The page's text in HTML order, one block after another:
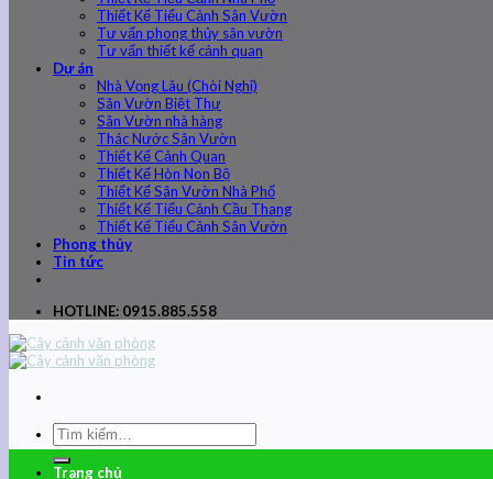
Thiết Kế Tiểu Cảnh Sân Vườn
Tư vấn phong thủy sân vườn
Tư vấn thiết kế cảnh quan
Dự án
Nhà Vọng Lâu (Chòi Nghỉ)
Sân Vườn Biệt Thự
Sân Vườn nhà hàng
Thác Nước Sân Vườn
Thiết Kế Cảnh Quan
Thiết Kế Hòn Non Bộ
Thiết Kế Sân Vườn Nhà Phố
Thiết Kế Tiểu Cảnh Cầu Thang
Thiết Kế Tiểu Cảnh Sân Vườn
Phong thủy
Tin tức
HOTLINE: 0915.885.558
Trang chủ